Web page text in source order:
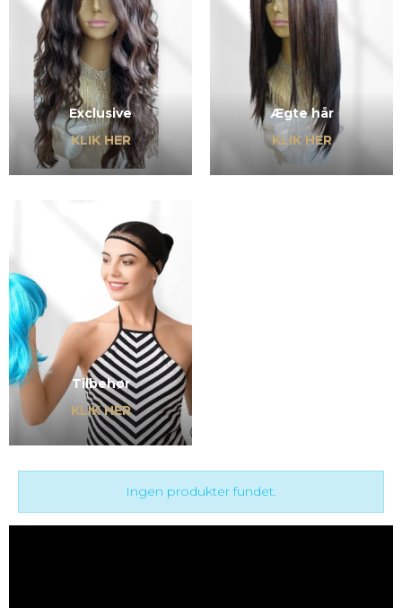
Exclusive
KLIK HER
Ægte hår
KLIK HER
Tilbehør
KLIK HER
Ingen produkter fundet.